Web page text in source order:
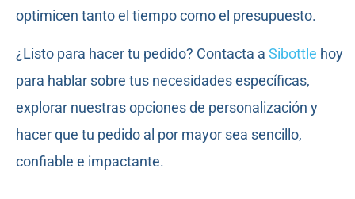
optimicen tanto el tiempo como el presupuesto.
¿Listo para hacer tu pedido? Contacta a Sibottle hoy
para hablar sobre tus necesidades específicas,
explorar nuestras opciones de personalización y
hacer que tu pedido al por mayor sea sencillo,
confiable e impactante.